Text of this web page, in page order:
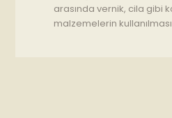
arasında vernik, cila gibi
malzemelerin